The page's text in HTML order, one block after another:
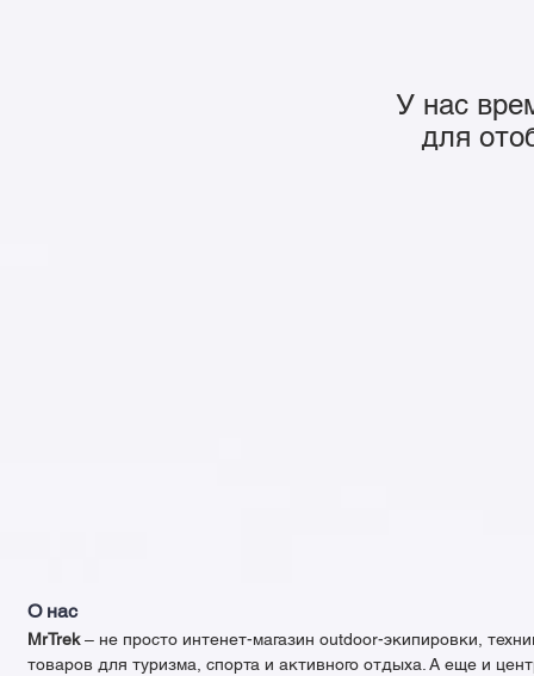
У нас
для
О нас
MrTrek– не просто интенет-магазин outdoor-экипировки,
товаров для туризма, спорта и активного отдыха. А еще и